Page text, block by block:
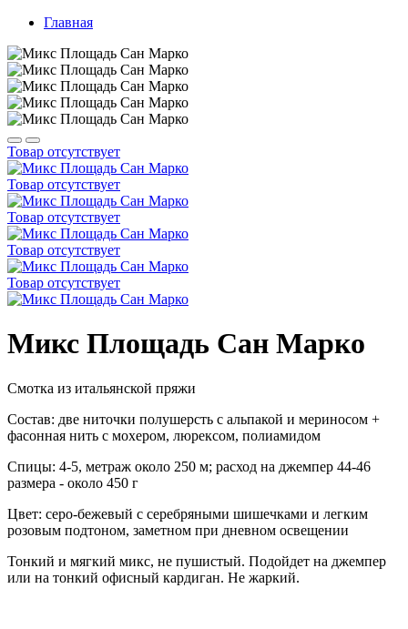
Главная
Товар отсутствует
Товар отсутствует
Товар отсутствует
Товар отсутствует
Товар отсутствует
Микс Площадь Сан Марко
Смотка из итальянской пряжи
Состав: две ниточки полушерсть с альпакой и мериносом +
фасонная нить с мохером, люрексом, полиамидом
Спицы: 4-5, метраж около 250 м; расход на джемпер 44-46
размера - около 450 г
Цвет: серо-бежевый с серебряными шишечками и легким
розовым подтоном, заметном при дневном освещении
Тонкий и мягкий микс, не пушистый. Подойдет на джемпер
или на тонкий офисный кардиган. Не жаркий.